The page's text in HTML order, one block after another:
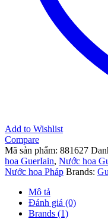
Add to Wishlist
Compare
Mã sản phẩm: 881627
hoa GuerIain, Nước hoa
Nước hoa Pháp Brands:
Mô tả
Đánh giá (0)
Brands (1)